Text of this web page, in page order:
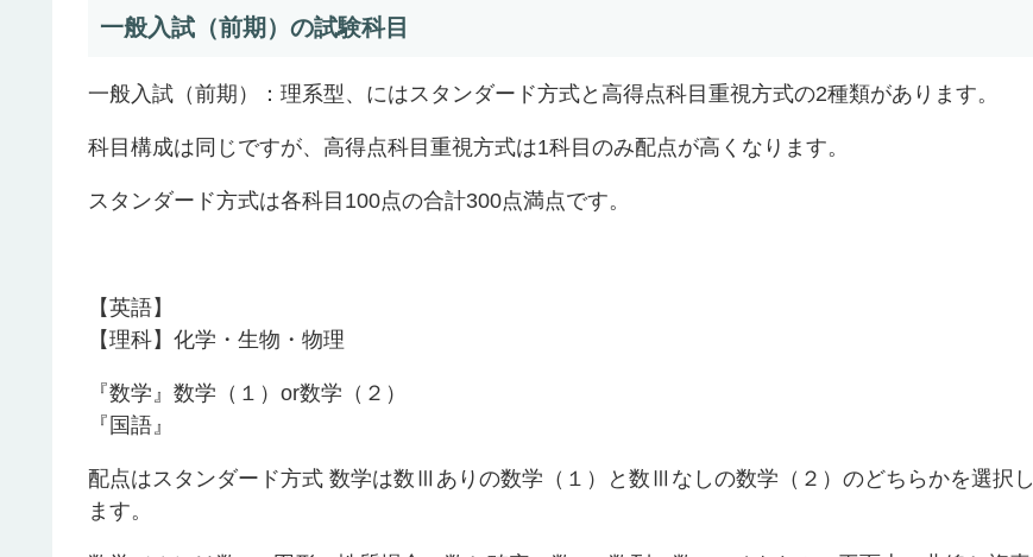
一般入試（前期）の試験科目
一般入試（前期）：理系型、にはスタンダード方式と高得点科目重視方式の2種類があります。
科目構成は同じですが、高得点科目重視方式は1科目のみ配点が高くなります。
スタンダード方式は各科目100点の合計300点満点です。
【英語】
【理科】化学・生物・物理
『数学』数学（１）or数学（２）
『国語』
配点はスタンダード方式 数学は数Ⅲありの数学（１）と数Ⅲなしの数学（２）のどちらかを選択し
ます。